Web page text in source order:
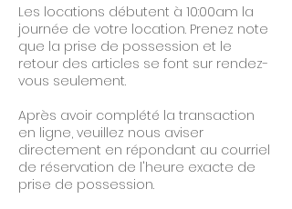
Les locations débutent à 10:00am la
journée de votre location. Prenez note
que la prise de possession et le
retour des articles se font sur rendez-
vous seulement.
Après avoir complété la transaction
en ligne, veuillez nous aviser
directement en répondant au courriel
de réservation de l'heure exacte de
prise de possession.